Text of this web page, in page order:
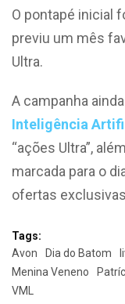
O pontapé inicial
previu um mês
Ultra.
A campanha
Inteligência
“ações Ultra”,
marcada para o
ofertas
Tags:
Avon
Dia do Batom
Menina Veneno
VML